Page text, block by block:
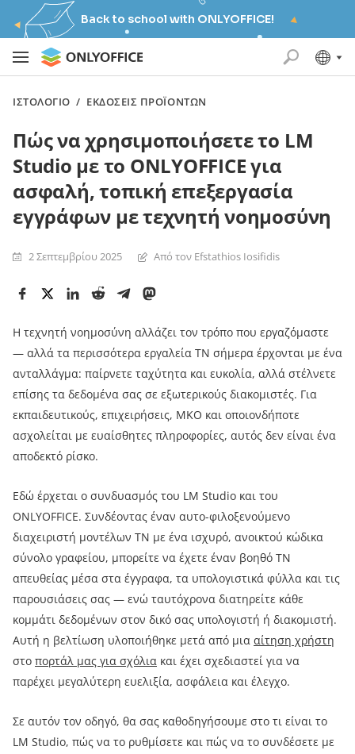
Back to school with ONLYOFFICE!
ΙΣΤΟΛΌΓΙΟ / ΕΚΔΌΣΕΙΣ ΠΡΟΪΌΝΤΩΝ
Πώς να χρησιμοποιήσετε το LM
Studio με το ONLYOFFICE για
ασφαλή, τοπική επεξεργασία
εγγράφων με τεχνητή νοημοσύνη
2 Σεπτεμβρίου 2025 Από τον Efstathios Iosifidis
Η τεχνητή νοημοσύνη αλλάζει τον τρόπο που εργαζόμαστε
— αλλά τα περισσότερα εργαλεία ΤΝ σήμερα έρχονται με ένα
ανταλλάγμα: παίρνετε ταχύτητα και ευκολία, αλλά στέλνετε
επίσης τα δεδομένα σας σε εξωτερικούς διακομιστές. Για
εκπαιδευτικούς, επιχειρήσεις, ΜΚΟ και οποιονδήποτε
ασχολείται με ευαίσθητες πληροφορίες, αυτός δεν είναι ένα
αποδεκτό ρίσκο.
Εδώ έρχεται ο συνδυασμός του LM Studio και του
ONLYOFFICE. Συνδέοντας έναν αυτο-φιλοξενούμενο
διαχειριστή μοντέλων ΤΝ με ένα ισχυρό, ανοικτού κώδικα
σύνολο γραφείου, μπορείτε να έχετε έναν βοηθό ΤΝ
απευθείας μέσα στα έγγραφα, τα υπολογιστικά φύλλα και τις
παρουσιάσεις σας — ενώ ταυτόχρονα διατηρείτε κάθε
κομμάτι δεδομένων στον δικό σας υπολογιστή ή διακομιστή.
Αυτή η βελτίωση υλοποιήθηκε μετά από μια αίτηση χρήστη
στο πορτάλ μας για σχόλια και έχει σχεδιαστεί για να
παρέχει μεγαλύτερη ευελιξία, ασφάλεια και έλεγχο.
Σε αυτόν τον οδηγό, θα σας καθοδηγήσουμε στο τι είναι το
LM Studio, πώς να το ρυθμίσετε και πώς να το συνδέσετε με